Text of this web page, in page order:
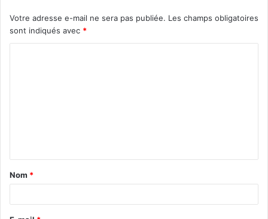
Votre adresse e-mail ne sera pas publiée. Les champs obligatoires
sont indiqués avec *
Nom *